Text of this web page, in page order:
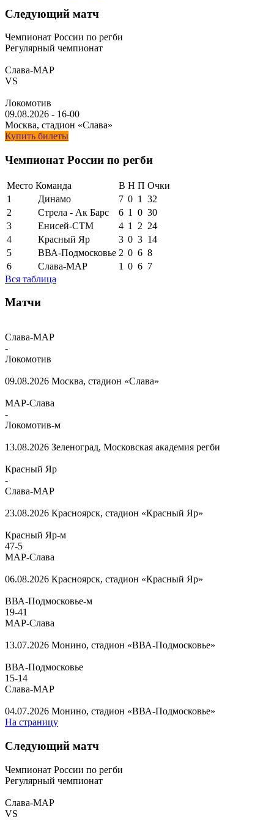
Следующий матч
Чемпионат России по регби
Регулярный чемпионат
Слава-МАР
VS
Локомотив
09.08.2026 - 16-00
Москва, стадион «Слава»
Купить билеты
Чемпионат России по регби
Место Команда В Н П Очки
1
Динамо 7 0 1
32
2
Стрела - Ак Барс 6 1 0 30
3
Енисей-СТМ 4 1 2 24
4
Красный Яр 3 0 3 14
5
ВВА-Подмосковье 2 0 6 8
6
Слава-МАР 1 0 6 7
Вся таблица
Матчи
Слава-МАР
-
Локомотив
09.08.2026 Москва, стадион «Слава»
МАР-Слава
-
Локомотив-м
13.08.2026 Зеленоград, Московская академия регби
Красный Яр
-
Слава-МАР
23.08.2026 Красноярск, стадион «Красный Яр»
Красный Яр-м
47-5
МАР-Слава
06.08.2026 Красноярск, стадион «Красный Яр»
ВВА-Подмосковье-м
19-41
МАР-Слава
13.07.2026 Монино, стадион «ВВА-Подмосковье»
ВВА-Подмосковье
15-14
Слава-МАР
04.07.2026 Монино, стадион «ВВА-Подмосковье»
На страницу
Следующий матч
Чемпионат России по регби
Регулярный чемпионат
Слава-МАР
VS